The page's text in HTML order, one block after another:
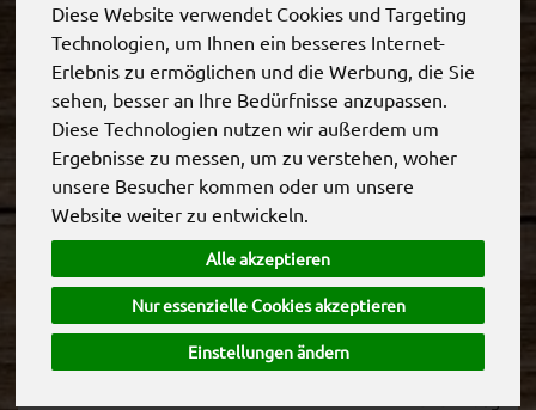
Diese Website verwendet Cookies und Targeting
Technologien, um Ihnen ein besseres Internet-
Erlebnis zu ermöglichen und die Werbung, die Sie
sehen, besser an Ihre Bedürfnisse anzupassen.
Diese Technologien nutzen wir außerdem um
Ergebnisse zu messen, um zu verstehen, woher
unsere Besucher kommen oder um unsere
Website weiter zu entwickeln.
Alle akzeptieren
Nur essenzielle Cookies akzeptieren
Einstellungen ändern
* Neue deutsche Ernte* aromatisch, saftig,
4,95 € * / kg
0,89 € / Stk